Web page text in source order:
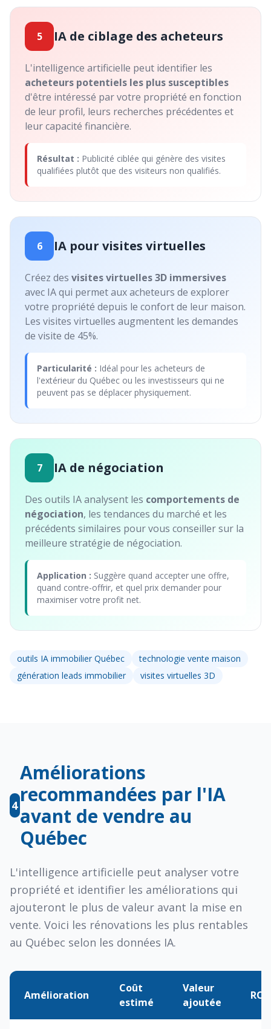
5 IA de ciblage des acheteurs
L'intelligence artificielle peut identifier les
acheteurs potentiels les plus susceptibles
d'être intéressé par votre propriété en fonction
de leur profil, leurs recherches précédentes et
leur capacité financière.
Résultat : Publicité ciblée qui génère des visites
qualifiées plutôt que des visiteurs non qualifiés.
6 IA pour visites virtuelles
Créez des visites virtuelles 3D immersives
avec IA qui permet aux acheteurs de explorer
votre propriété depuis le confort de leur maison.
Les visites virtuelles augmentent les demandes
de visite de 45%.
Particularité : Idéal pour les acheteurs de
l'extérieur du Québec ou les investisseurs qui ne
peuvent pas se déplacer physiquement.
7 IA de négociation
Des outils IA analysent les comportements de
négociation, les tendances du marché et les
précédents similaires pour vous conseiller sur la
meilleure stratégie de négociation.
Application : Suggère quand accepter une offre,
quand contre-offrir, et quel prix demander pour
maximiser votre profit net.
outils IA immobilier Québec
technologie vente maison
génération leads immobilier
visites virtuelles 3D
4
Améliorations
recommandées par l'IA
avant de vendre au
Québec
L'intelligence artificielle peut analyser votre
propriété et identifier les améliorations qui
ajouteront le plus de valeur avant la mise en
vente. Voici les rénovations les plus rentables
au Québec selon les données IA.
Amélioration
Coût
estimé
Valeur
ajoutée
ROI